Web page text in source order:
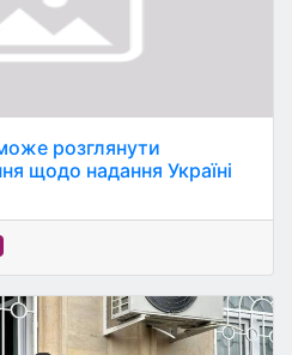
розглянути
щодо надання Україні